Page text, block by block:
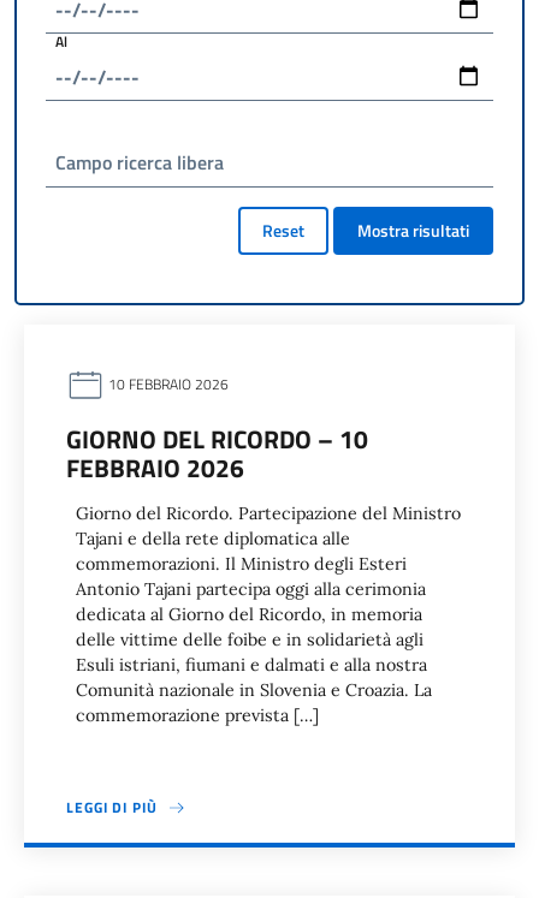
Al
Campo ricerca libera
Reset Mostra risultati
10 FEBBRAIO 2026
GIORNO DEL RICORDO – 10
FEBBRAIO 2026
Giorno del Ricordo. Partecipazione del Ministro
Tajani e della rete diplomatica alle
commemorazioni. Il Ministro degli Esteri
Antonio Tajani partecipa oggi alla cerimonia
dedicata al Giorno del Ricordo, in memoria
delle vittime delle foibe e in solidarietà agli
Esuli istriani, fiumani e dalmati e alla nostra
Comunità nazionale in Slovenia e Croazia. La
commemorazione prevista […]
LEGGI DI PIÙ